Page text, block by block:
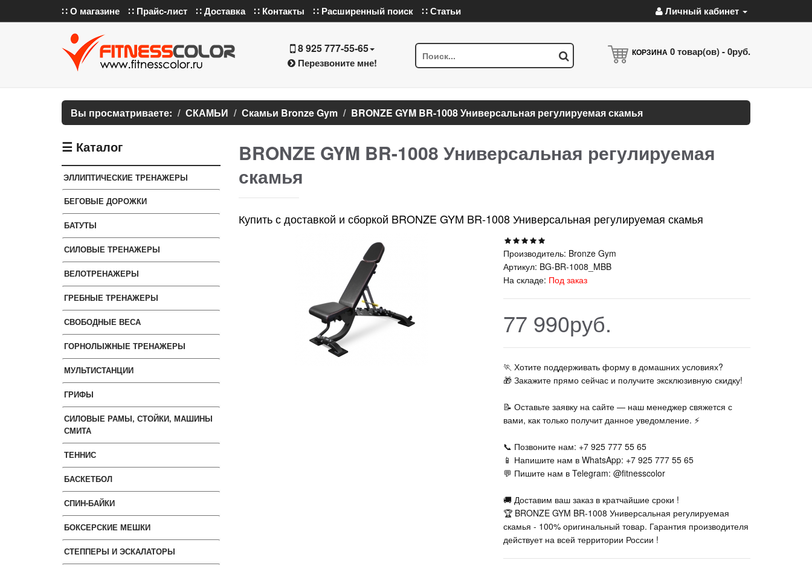
∷ О магазине ∷ Прайс-лист ∷ Доставка ∷ Контакты ∷ Расширенный поиск ∷ Статьи Личный кабинет
8 925 777-55-65
Перезвоните мне!
КОРЗИНА 0товар(ов) -0руб.
Вы просматриваете: СКАМЬИ Скамьи Bronze Gym BRONZE GYM BR-1008 Универсальная регулируемая скамья
☰ Каталог
ЭЛЛИПТИЧЕСКИЕ ТРЕНАЖЕРЫ
БЕГОВЫЕ ДОРОЖКИ
БАТУТЫ
СИЛОВЫЕ ТРЕНАЖЕРЫ
ВЕЛОТРЕНАЖЕРЫ
ГРЕБНЫЕ ТРЕНАЖЕРЫ
СВОБОДНЫЕ ВЕСА
ГОРНОЛЫЖНЫЕ ТРЕНАЖЕРЫ
МУЛЬТИСТАНЦИИ
ГРИФЫ
СИЛОВЫЕ РАМЫ, СТОЙКИ, МАШИНЫ
СМИТА
ТЕННИС
БАСКЕТБОЛ
СПИН-БАЙКИ
БОКСЕРСКИЕ МЕШКИ
СТЕППЕРЫ И ЭСКАЛАТОРЫ
BRONZE GYM BR-1008 Универсальная регулируемая
скамья
Купить с доставкой и сборкой BRONZE GYM BR-1008 Универсальная регулируемая скамья
Производитель: Bronze Gym
Артикул: BG-BR-1008_MBB
На складе: Под заказ
77 990руб.
🏃‍ Хотите поддерживать форму в домашних условиях?
🎁 Закажите прямо сейчас и получите эксклюзивную скидку!
📝 Оставьте заявку на сайте — наш менеджер свяжется с
вами, как только получит данное уведомление. ⚡
📞 Позвоните нам: +7 925 777 55 65
📱 Напишите нам в WhatsApp: +7 925 777 55 65
💬 Пишите нам в Telegram: @fitnesscolor
🚚 Доставим ваш заказ в кратчайшие сроки !
🏆 BRONZE GYM BR-1008 Универсальная регулируемая
скамья - 100% оригинальный товар. Гарантия производителя
действует на всей территории России !